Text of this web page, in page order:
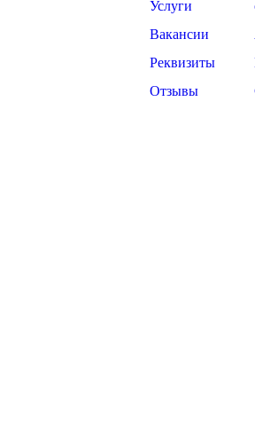
Услуги
Вакансии
Реквизиты
Отзывы